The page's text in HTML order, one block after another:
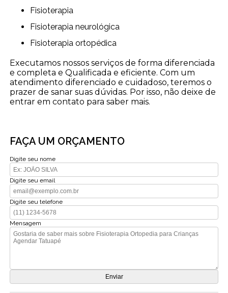
Fisioterapia
Fisioterapia neurológica
Fisioterapia ortopédica
Executamos nossos serviços de forma diferenciada
e completa e Qualificada e eficiente. Com um
atendimento diferenciado e cuidadoso, teremos o
prazer de sanar suas dúvidas. Por isso, não deixe de
entrar em contato para saber mais.
FAÇA UM ORÇAMENTO
Digite seu nome
Digite seu email
Digite seu telefone
Mensagem